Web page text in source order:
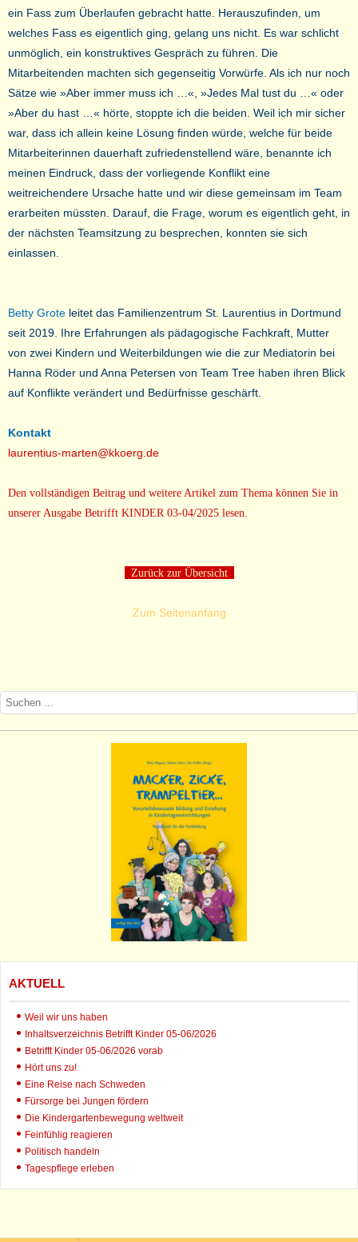
ein Fass zum Überlaufen gebracht hatte. Herauszufinden, um
welches Fass es eigentlich ging, gelang uns nicht. Es war schlicht
unmöglich, ein konstruktives Gespräch zu führen. Die
Mitarbeitenden machten sich gegenseitig Vorwürfe. Als ich nur noch
Sätze wie »Aber immer muss ich …«, »Jedes Mal tust du …« oder
»Aber du hast …« hörte, stoppte ich die beiden. Weil ich mir sicher
war, dass ich allein keine Lösung finden würde, welche für beide
Mitarbeiterinnen dauerhaft zufriedenstellend wäre, benannte ich
meinen Eindruck, dass der vorliegende Konflikt eine
weitreichendere Ursache hatte und wir diese gemeinsam im Team
erarbeiten müssten. Darauf, die Frage, worum es eigentlich geht, in
der nächsten Teamsitzung zu besprechen, konnten sie sich
einlassen.
Betty Grote leitet das Familienzentrum St. Laurentius in Dortmund
seit 2019. Ihre Erfahrungen als pädagogische Fachkraft, Mutter
von zwei Kindern und Weiterbildungen wie die zur Mediatorin bei
Hanna Röder und Anna Petersen von Team Tree haben ihren Blick
auf Konflikte verändert und Bedürfnisse geschärft.
Kontakt
laurentius-marten@kkoerg.de
Den vollständigen Beitrag und weitere Artikel zum Thema können Sie in
unserer Ausgabe Betrifft KINDER 03-04/2025 lesen.
Zurück zur Übersicht
Zum Seitenanfang
AKTUELL
Weil wir uns haben
Inhaltsverzeichnis Betrifft Kinder 05-06/2026
Betrifft Kinder 05-06/2026 vorab
Hört uns zu!
Eine Reise nach Schweden
Fürsorge bei Jungen fördern
Die Kindergartenbewegung weltweit
Feinfühlig reagieren
Politisch handeln
Tagespflege erleben